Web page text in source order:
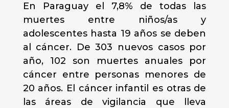
En Paraguay el 7,8% de todas las
muertes entre niños/as y
adolescentes hasta 19 años se deben
al cáncer. De 303 nuevos casos por
año, 102 son muertes anuales por
cáncer entre personas menores de
20 años. El cáncer infantil es otras de
las áreas de vigilancia que lleva